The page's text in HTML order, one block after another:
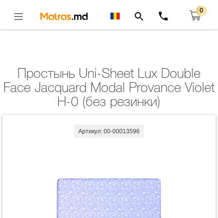
0
Простынь Uni-Sheet Lux Double Face Jacquard Modal
Provance Violet H-0 (без Резинки)
Face Jacquard Modal Provance Violet
H-0 (без резинки)
Артикул: 00-00013596